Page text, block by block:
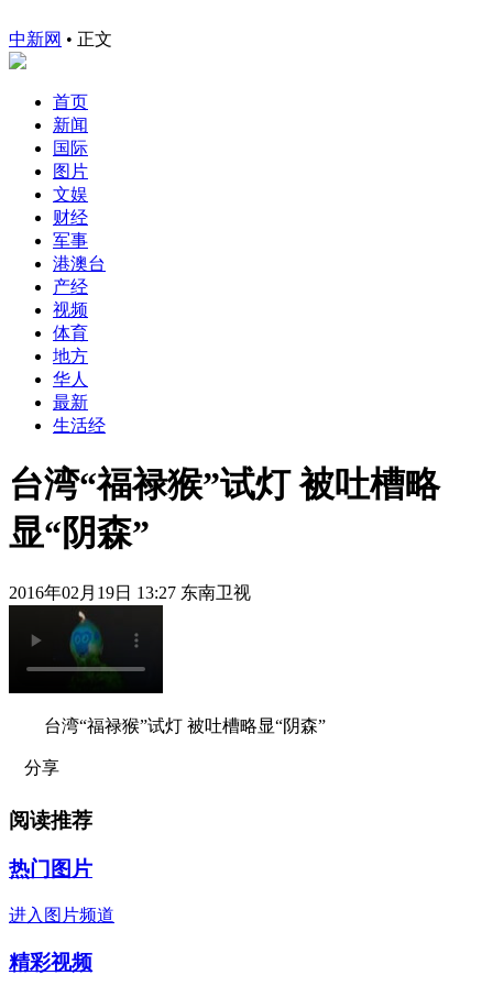
中新网 • 正文
首页
新闻
国际
图片
文娱
财经
军事
港澳台
产经
视频
体育
地方
华人
最新
生活经
台湾“福禄猴”试灯 被吐槽略
显“阴森”
2016年02月19日 13:27 东南卫视
台湾“福禄猴”试灯 被吐槽略显“阴森”
分享
阅读推荐
热门图片
进入图片频道
精彩视频